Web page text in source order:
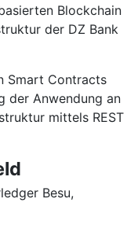
Blockchain
der DZ Bank
Smart Contracts
der Anwendung an
mittels REST
Besu,